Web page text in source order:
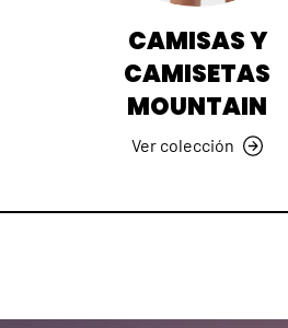
CAMISAS Y
CAMISETAS
MOUNTAIN
Ver colección